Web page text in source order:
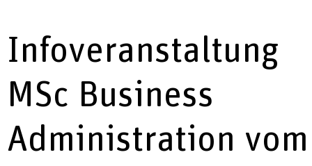
Infoveranstaltung
MSc Business
Administration vom